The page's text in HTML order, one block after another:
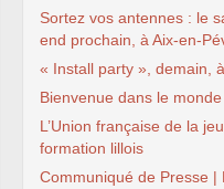
Sortez vos antennes : le
end prochain, à Aix-en-
« Install party », demain,
Bienvenue dans le
L’Union française de la
formation lillois
Communiqué de Presse |